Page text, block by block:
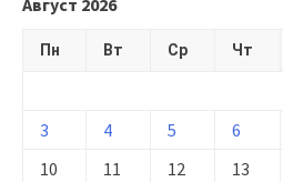
Август 2026
Пн Вт Ср Чт
3
4 5 6
10
11 12 13